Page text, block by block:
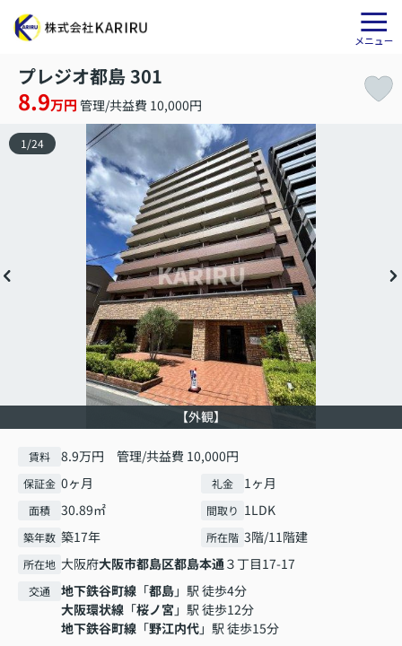
プレジオ都島 301
8.9万円 管理/共益費 10,000円
【外観】
1 /24
賃料 8.9万円 管理/共益費 10,000円
保証金 0ヶ月 礼金 1ヶ月
面積 30.89㎡ 間取り 1LDK
築年数 築17年 所在階 3階/11階建
所在地 大阪府大阪市都島区都島本通３丁目17-17
交通 地下鉄谷町線 「都島」駅 徒歩4分
大阪環状線 「桜ノ宮 」駅 徒歩12分
地下鉄谷町線 「野江内代」駅 徒歩15分